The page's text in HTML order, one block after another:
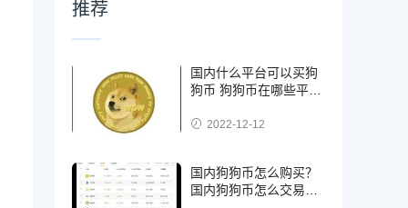
推荐
国内什么平台可以买狗
狗币 狗狗币在哪些平台
2022-12-12
国内狗狗币怎么购买？
国内狗狗币怎么交易使